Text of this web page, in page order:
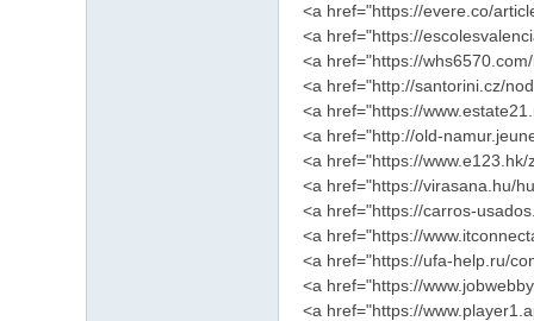
<a href="https://evere.co/
<a href="https://
<a href="https://
<a href="http://santorini.cz/
<a href="https://
<a href="http://old-
<a href="https://
<a href="https://virasana.hu/
<a href="https://carros-
<a href="https://
<a href="https://ufa-help.ru/
<a href="https://
<a href="https://